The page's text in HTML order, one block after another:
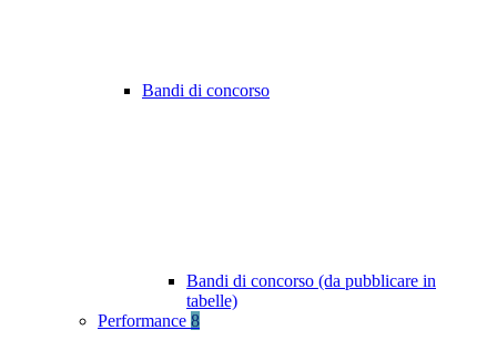
Bandi di concorso
Bandi di concorso (da pubblicare in
tabelle)
Performance 8